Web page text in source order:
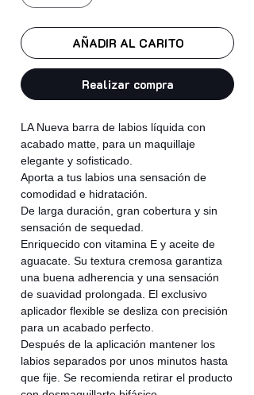
AÑADIR AL CARITO
Realizar compra
LA Nueva barra de labios líquida con
acabado matte, para un maquillaje
elegante y sofisticado.
Aporta a tus labios una sensación de
comodidad e hidratación.
De larga duración, gran cobertura y sin
sensación de sequedad.
Enriquecido con vitamina E y aceite de
aguacate. Su textura cremosa garantiza
una buena adherencia y una sensación
de suavidad prolongada. El exclusivo
aplicador flexible se desliza con precisión
para un acabado perfecto.
Después de la aplicación mantener los
labios separados por unos minutos hasta
que fije. Se recomienda retirar el producto